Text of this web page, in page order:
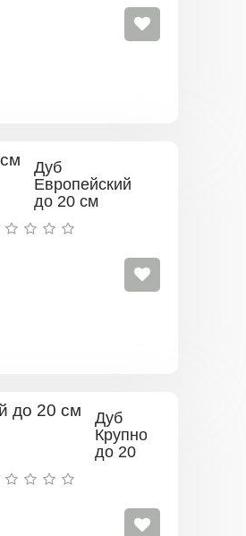
Дуб
Европейский
до 20 см
Дуб
до 20